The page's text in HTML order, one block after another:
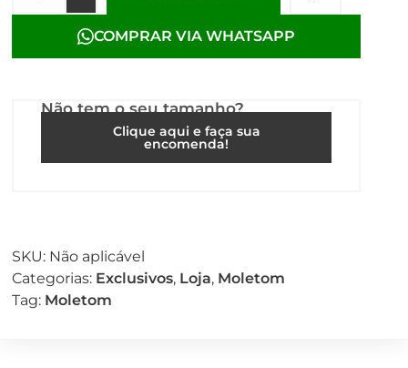
COMPRAR VIA WHATSAPP
Não tem o seu tamanho?
Clique aqui e faça sua
encomenda!
SKU: Não aplicável
Categorias: Exclusivos, Loja, Moletom
Tag: Moletom